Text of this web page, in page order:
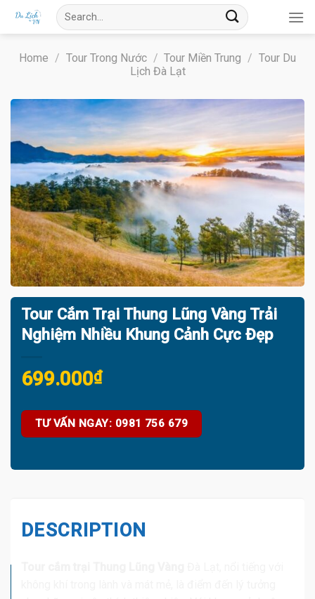
Skip
Search
for:
Home / Tour Trong Nước / Tour Miền Trung / Tour Du
Lịch Đà Lạt
Tour Cắm Trại Thung Lũng Vàng Trải
Nghiệm Nhiều Khung Cảnh Cực Đẹp
699.000₫
TƯ VẤN NGAY: 0981 756 679
DESCRIPTION